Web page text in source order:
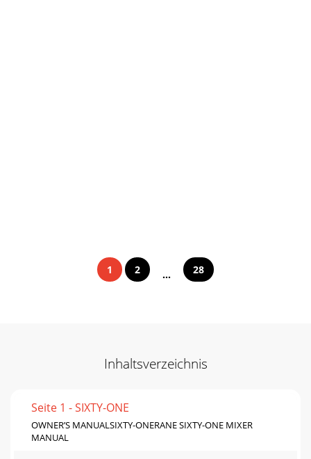
1 2 ... 28
Inhaltsverzeichnis
Seite 1 - SIXTY-ONE
OWNER’S MANUALSIXTY-ONERANE SIXTY-ONE MIXER
MANUAL